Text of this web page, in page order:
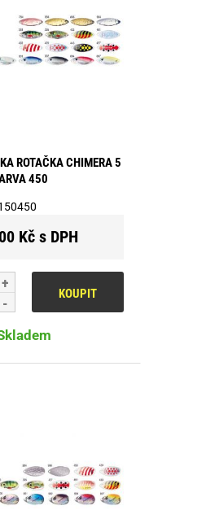
ROTAČKA CHIMERA 5
450
Kč s DPH
KOUPIT